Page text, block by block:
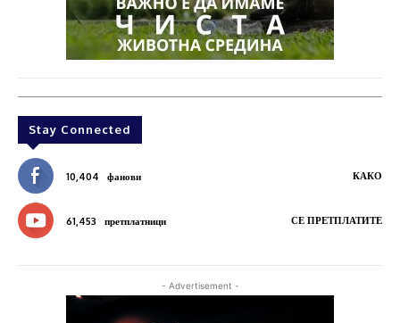
Stay Connected
10,404 фанови КАКО
61,453 претплатници СЕ ПРЕТПЛАТИТЕ
- Advertisement -